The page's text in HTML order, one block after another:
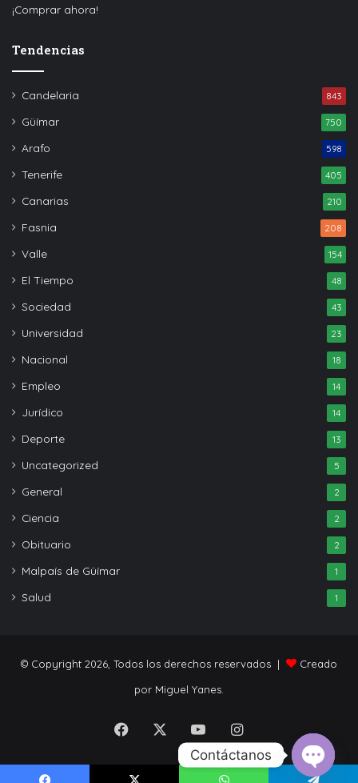
¡Comprar ahora!
Tendencias
Candelaria 843
Güímar 750
Arafo 598
Tenerife 405
Canarias 210
Fasnia 208
Valle 154
El Tiempo 48
Sociedad 43
Universidad 23
Nacional 18
Empleo 14
Jurídico 14
Deporte 13
Uncategorized 5
General 2
Ciencia 2
Obituario 2
Malpaís de Güímar 1
Salud 1
© Copyright 2026, Todos los derechos reservados |
Creado
por Miguel Yanes.
Facebook YouTubeInstagram
Contáctanos